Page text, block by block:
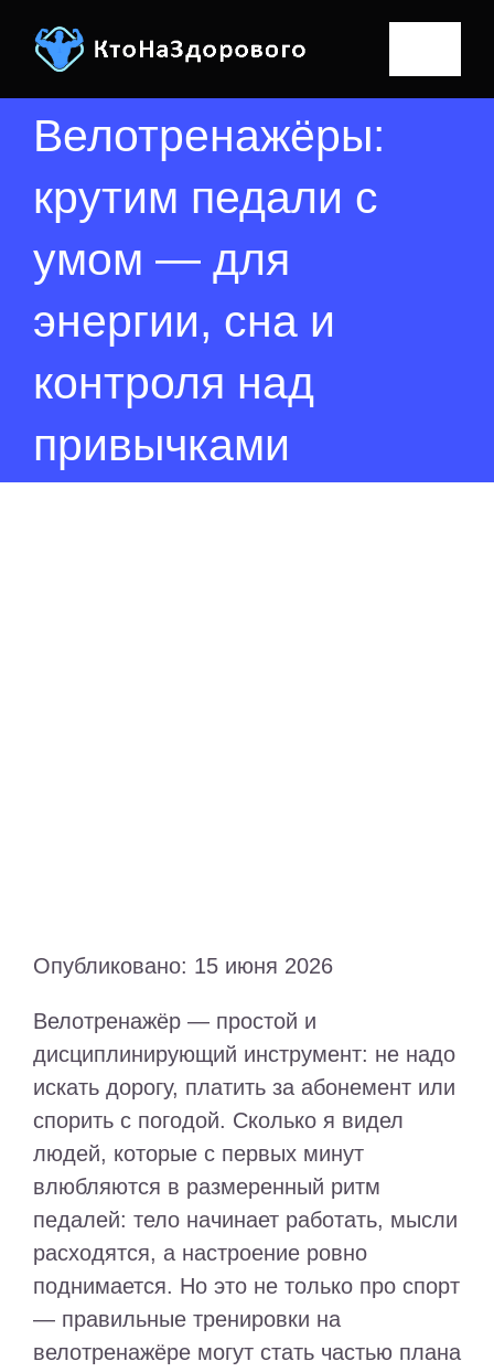
Главная
Физкультура
Статьи о ФК
Подвижные игры
Гимнастика
Фитнес
Спорт
Про спорт
Уроки спорта
Здоровье
Вредные привычки
Красота
поиска:
Велотренажёры:
крутим педали с
умом — для
энергии, сна и
контроля над
привычками
Опубликовано: 15 июня 2026
Велотренажёр — простой и
дисциплинирующий инструмент: не надо
искать дорогу, платить за абонемент или
спорить с погодой. Сколько я видел
людей, которые с первых минут
влюбляются в размеренный ритм
педалей: тело начинает работать, мысли
расходятся, а настроение ровно
поднимается. Но это не только про спорт
— правильные тренировки на
велотренажёре могут стать частью плана